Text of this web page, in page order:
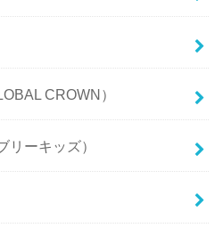
CROWN）
リーキッズ）